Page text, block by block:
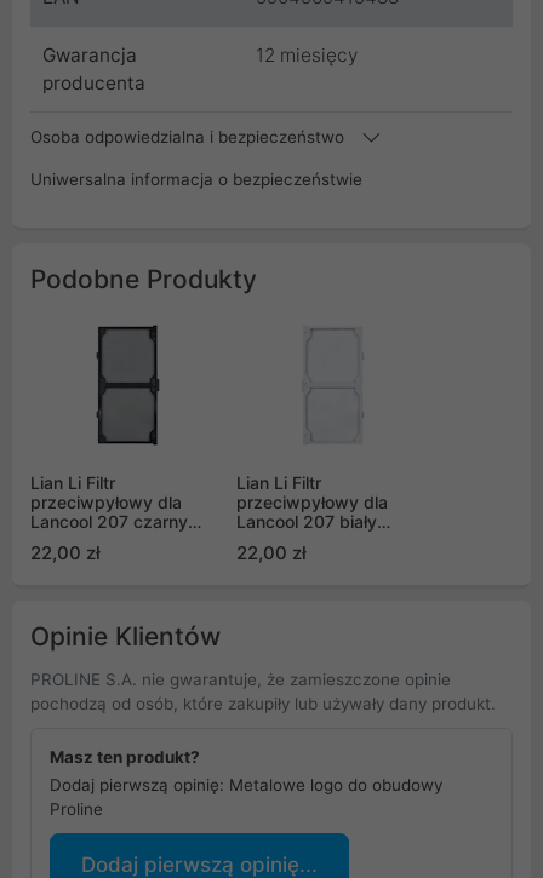
Gwarancja
producenta
12 miesięcy
Osoba odpowiedzialna i bezpieczeństwo
Uniwersalna informacja o bezpieczeństwie
Podobne Produkty
Lian Li Filtr
przeciwpyłowy dla
Lancool 207 czarny
22,00 zł
Lian Li Filtr
przeciwpyłowy dla
Lancool 207 biały
22,00 zł
Opinie Klientów
PROLINE S.A. nie gwarantuje, że zamieszczone opinie
pochodzą od osób, które zakupiły lub używały dany produkt.
Masz ten produkt?
Dodaj pierwszą opinię: Metalowe logo do obudowy
Proline
Dodaj pierwszą opinię...